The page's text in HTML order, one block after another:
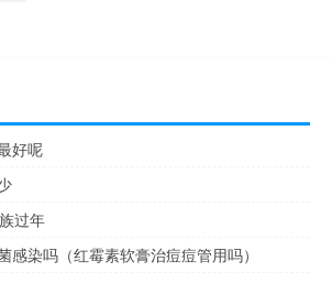
好呢
过年
感染吗（红霉素软膏治痘痘管用吗）